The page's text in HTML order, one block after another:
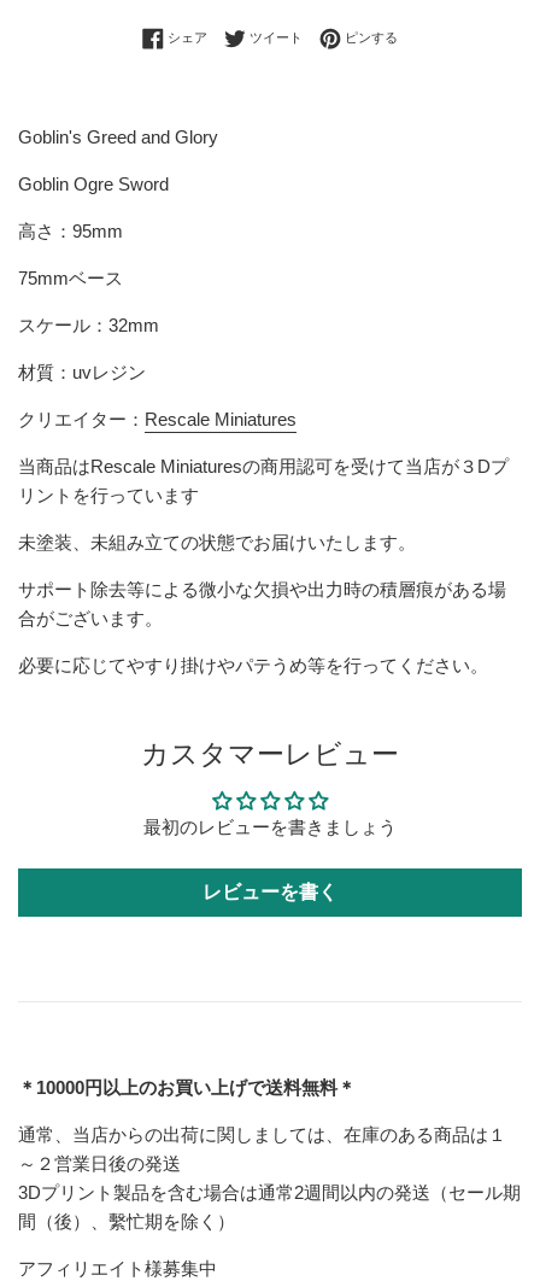
シェア Facebookでシェアする
ツイート Twitterに投稿する
ピンする
Goblin's Greed and Glory
Goblin Ogre Sword
高さ：95mm
75mmベース
スケール：32mm
材質：uvレジン
クリエイター： Rescale Miniatures
当商品はRescale Miniaturesの商用認可を受けて当店が３Dプ
リントを行っています
未塗装、未組み立ての状態でお届けいたします。
サポート除去等による微小な欠損や出力時の積層痕がある場
合がございます。
必要に応じてやすり掛けやパテうめ等を行ってください。
カスタマーレビュー
最初のレビューを書きましょう
レビューを書く
＊10000円以上のお買い上げで送料無料＊
通常、当店からの出荷に関しましては、在庫のある商品は１
～２営業日後の発送
3Dプリント製品を含む場合は通常2週間以内の発送（セール期
間（後）、繫忙期を除く）
アフィリエイト様募集中